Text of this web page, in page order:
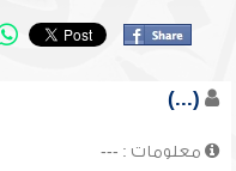
(...)
معلومات : ---